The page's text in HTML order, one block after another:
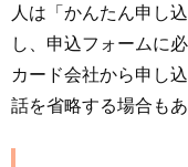
人は「かんたん申し
し、申込フォームに
カード会社から申し
話を省略する場合もあ